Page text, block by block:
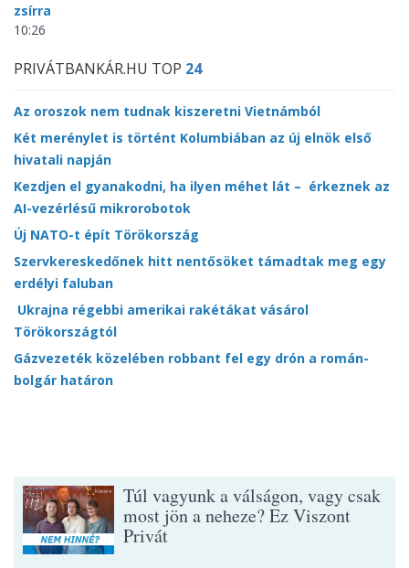
zsírra
10:26
PRIVÁTBANKÁR.HU TOP 24
Az oroszok nem tudnak kiszeretni Vietnámból
Két merénylet is történt Kolumbiában az új elnök első
hivatali napján
Kezdjen el gyanakodni, ha ilyen méhet lát – érkeznek az
AI-vezérlésű mikrorobotok
Új NATO-t épít Törökország
Szervkereskedőnek hitt nentősöket támadtak meg egy
erdélyi faluban
Ukrajna régebbi amerikai rakétákat vásárol
Törökországtól
Gázvezeték közelében robbant fel egy drón a román-
bolgár határon
Túl vagyunk a válságon, vagy csak
most jön a neheze? Ez Viszont
Privát